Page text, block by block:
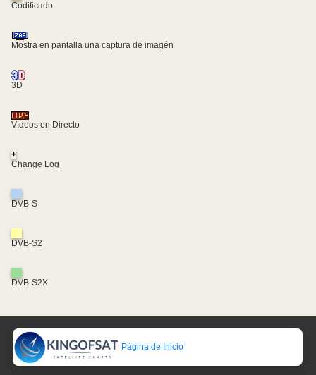
Codificado
Mostra en pantalla una captura de imagén
3D
Vídeos en Directo
+
Change Log
DVB-S
DVB-S2
DVB-S2X
Página de Inicio